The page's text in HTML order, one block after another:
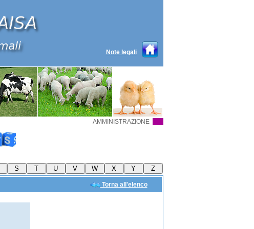
Note legali
AMMINISTRAZIONE
Torna all'elenco